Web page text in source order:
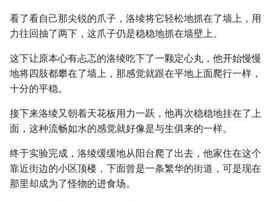
看了看自己那尖锐的爪子，洛绫将它轻松地抓在了墙上，用
力往回抽了两下，这爪子仍是稳稳地抓在墙壁上。
这下让原本心有忐忑的洛绫吃下了一颗定心丸，他开始慢慢
地将四肢都攀在了墙上，那感觉就跟在平地上面爬行一样，
十分的平稳。
接下来洛绫又朝着天花板用力一跃，他再次稳稳地挂在了上
面，这种流畅如水的感觉就好像是与生俱来的一样。
终于实验完成，洛绫缓缓地从阳台爬了出去，他家住在这个
靠近街边的小区顶楼，下面曾是一条繁华的街道，可是现在
那里却成为了怪物的进食场。